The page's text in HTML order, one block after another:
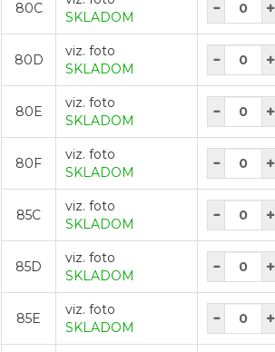
80C
SKLADOM
80D
viz. foto
SKLADOM
80E
viz. foto
SKLADOM
80F
viz. foto
SKLADOM
85C
viz. foto
SKLADOM
85D
viz. foto
SKLADOM
85E
viz. foto
SKLADOM